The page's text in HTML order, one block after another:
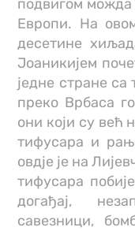
подвигом можда
Европи. На
десетине
Јоаникијем
једне стране са
преко Врбаса
они који су већ
тифусара и
овдје је на
тифусара
догађај,
савезници,